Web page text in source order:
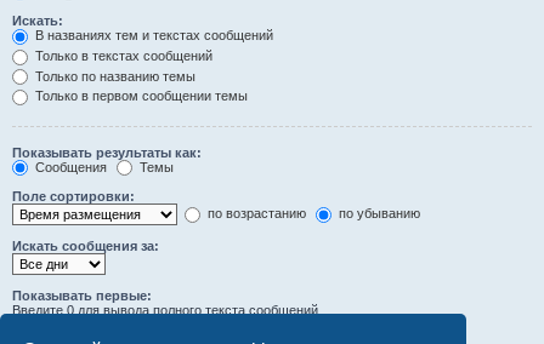
Искать:
В названиях тем и текстах сообщений
Только в текстах сообщений
Только по названию темы
Только в первом сообщении темы
Показывать результаты как:
Сообщения
Темы
Поле сортировки:
по возрастанию
по убыванию
Искать сообщения за:
Показывать первые:
Введите 0 для вывода полного текста сообщений.